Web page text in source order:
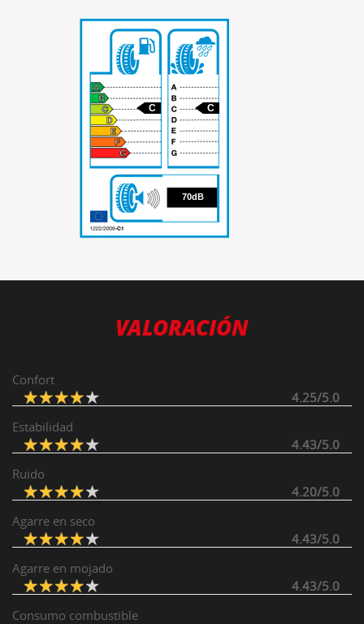
70
C C
70dB
VALORACIÓN
Confort
4.25/5.0
Estabilidad
4.43/5.0
Ruido
4.20/5.0
Agarre en seco
4.43/5.0
Agarre en mojado
4.43/5.0
Consumo combustible